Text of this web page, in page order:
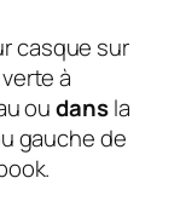
casque sur
à
oudansla
gauche de